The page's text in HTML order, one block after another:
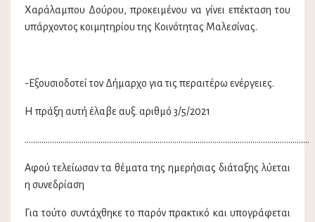
Χαράλαμπου Δούρου, προκειμένου να γίνει επέκταση του
υπάρχοντος κοιμητηρίου της Κοινότητας Μαλεσίνας.
-Εξουσιοδοτεί τον Δήμαρχο για τις περαιτέρω ενέργειες.
Η πράξη αυτή έλαβε αυξ. αριθμό 3/5/2021
.......................................................................................................................................
Αφού τελείωσαν τα θέματα της ημερήσιας διάταξης λύεται
η συνεδρίαση
Για τούτο συντάχθηκε το παρόν πρακτικό και υπογράφεται